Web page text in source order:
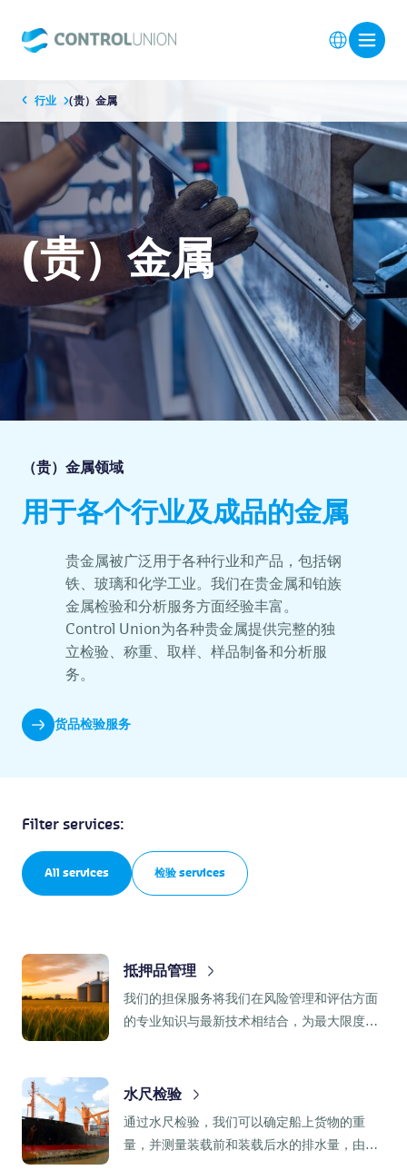
行业 (贵）金属
(贵）金属
（贵）金属领域
用于各个行业及成品的金属
贵金属被广泛用于各种行业和产品，包括钢
铁、玻璃和化学工业。我们在贵金属和铂族
金属检验和分析服务方面经验丰富。
Control Union为各种贵金属提供完整的独
立检验、称重、取样、样品制备和分析服
务。
货品检验服务
Filter services:
All services 检验 services
抵押品管理
我们的担保服务将我们在风险管理和评估方面
的专业知识与最新技术相结合，为最大限度地
水尺检验
通过水尺检验，我们可以确定船上货物的重
量，并测量装载前和装载后水的排水量，由此